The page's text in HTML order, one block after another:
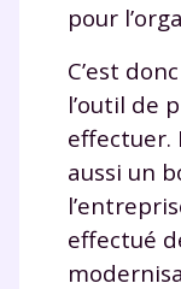
pour
C’est
l’outil de
effectuer.
aussi un
effectué